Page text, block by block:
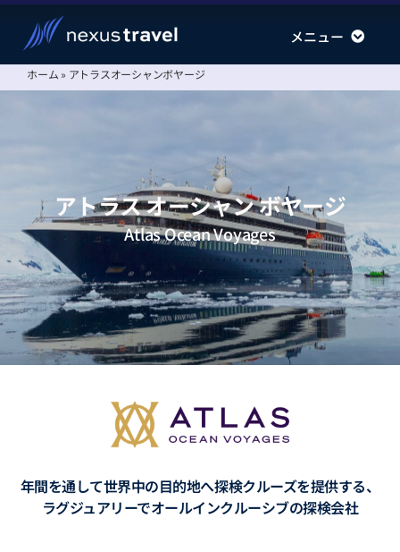
content
メニュー
南極旅行
情報ステーション
会社案内
メニュー
南極旅行
情報ステーション
会社案内
ホーム » アトラスオーシャンボヤージ
アトラス オーシャン ボヤージ
Atlas Ocean Voyages
年間を通して世界中の目的地へ探検クルーズを提供する、
ラグジュアリーでオールインクルーシブの探検会社